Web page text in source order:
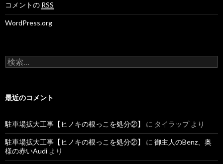
コメントの RSS
WordPress.org
検
索
最近のコメント
駐車場拡大工事【ヒノキの根っこを処分②】 に タイラップより
駐車場拡大工事【ヒノキの根っこを処分②】 に 御主人のBenz、奥
様の赤いAudi より